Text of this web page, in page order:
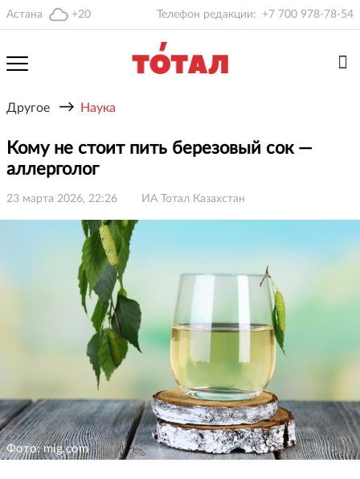
Астана +20 Телефон редакции: +7 700 978-78-54
Другое → Наука
Кому не стоит пить березовый сок —
аллерголог
23 марта 2026, 22:26 ИА Тотал Казахстан
Фото: mig.com